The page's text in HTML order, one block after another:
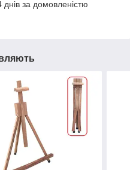
за домовленістю